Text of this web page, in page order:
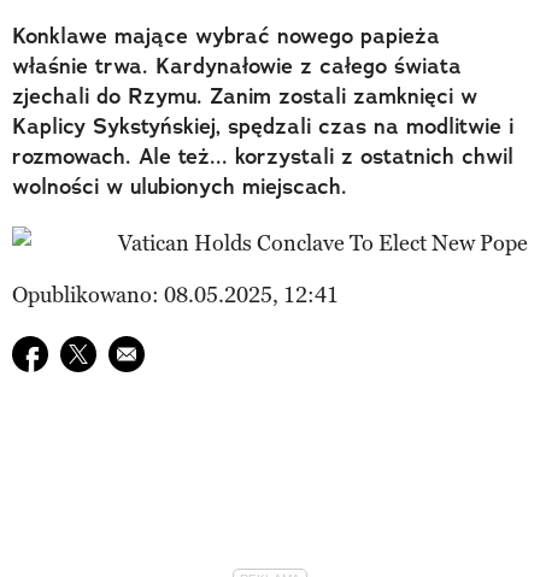
Konklawe mające wybrać nowego papieża
właśnie trwa. Kardynałowie z całego świata
zjechali do Rzymu. Zanim zostali zamknięci w
Kaplicy Sykstyńskiej, spędzali czas na modlitwie i
rozmowach. Ale też... korzystali z ostatnich chwil
wolności w ulubionych miejscach.
Opublikowano: 08.05.2025, 12:41
Udostępnij na facebook
Udostępnij na twitter
E-mail do przyjaciela